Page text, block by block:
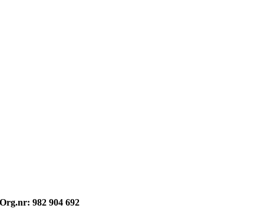
Org.nr: 982 904 692